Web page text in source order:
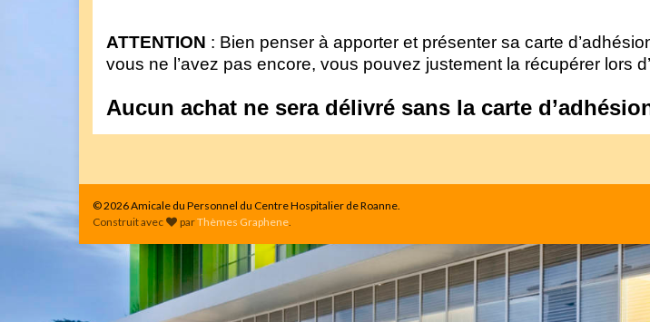
ATTENTION : Bien penser à apporter et présenter sa carte
vous ne l’avez pas encore, vous pouvez justement la récupérer lors
Aucun achat ne sera délivré sans la carte
© 2026 Amicale du Personnel du Centre Hospitalier de Roanne.
Construit avec
parThèmes Graphene.